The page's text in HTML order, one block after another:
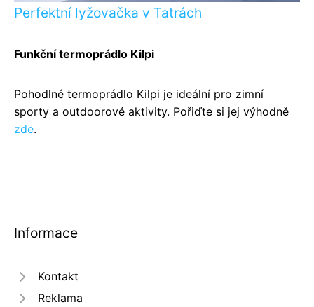
Perfektní lyžovačka v Tatrách
Funkční termoprádlo Kilpi
Pohodlné termoprádlo Kilpi je ideální pro zimní
sporty a outdoorové aktivity. Pořiďte si jej výhodně
zde.
Informace
Kontakt
Reklama